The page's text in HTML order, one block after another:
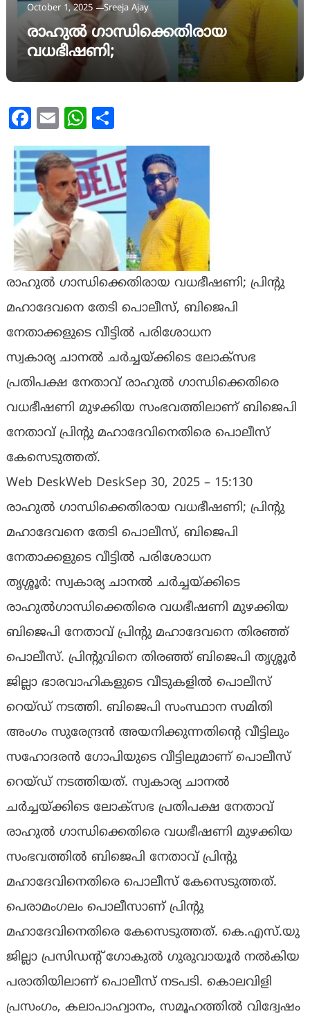
October 1, 2025 Sreeja Ajay
രാഹുല്‍ ഗാന്ധിക്കെതിരായ
വധഭീഷണി;
Facebook
Email WhatsApp
രാഹുല്‍ ഗാന്ധിക്കെതിരായ വധഭീഷണി; പ്രിന്‍റു
മഹാദേവനെ തേടി പൊലീസ്, ബിജെപി
നേതാക്കളുടെ വീട്ടില്‍ പരിശോധന
സ്വകാര്യ ചാനൽ ചർച്ചയ്ക്കിടെ ലോക്സഭ
പ്രതിപക്ഷ നേതാവ് രാഹുൽ ഗാന്ധിക്കെതിരെ
വധഭീഷണി മുഴക്കിയ സംഭവത്തിലാണ് ബിജെപി
നേതാവ് പ്രിൻ്റു മഹാദേവിനെതിരെ പൊലീസ്
കേസെടുത്തത്.
Web DeskWeb DeskSep 30, 2025 – 15:130
രാഹുല്‍ ഗാന്ധിക്കെതിരായ വധഭീഷണി; പ്രിന്‍റു
മഹാദേവനെ തേടി പൊലീസ്, ബിജെപി
നേതാക്കളുടെ വീട്ടില്‍ പരിശോധന
തൃശ്ശൂര്‍: സ്വകാര്യ ചാനൽ ചർച്ചയ്ക്കിടെ
രാഹുൽഗാന്ധിക്കെതിരെ വധഭീഷണി മുഴക്കിയ
ബിജെപി നേതാവ് പ്രിൻ്റു മഹാദേവനെ തിരഞ്ഞ്
പൊലീസ്. പ്രിന്‍റുവിനെ തിരഞ്ഞ് ബിജെപി തൃശ്ശൂർ
ജില്ലാ ഭാരവാഹികളുടെ വീടുകളിൽ പൊലീസ്
റെയ്ഡ് നടത്തി. ബിജെപി സംസ്ഥാന സമിതി
അംഗം സുരേന്ദ്രൻ അയനിക്കുന്നതിൻ്റെ വീട്ടിലും
സഹോദരൻ ഗോപിയുടെ വീട്ടിലുമാണ് പൊലീസ്
റെയ്ഡ് നടത്തിയത്. സ്വകാര്യ ചാനൽ
ചർച്ചയ്ക്കിടെ ലോക്സഭ പ്രതിപക്ഷ നേതാവ്
രാഹുൽ ഗാന്ധിക്കെതിരെ വധഭീഷണി മുഴക്കിയ
സംഭവത്തില്‍ ബിജെപി നേതാവ് പ്രിൻ്റു
മഹാദേവിനെതിരെ പൊലീസ് കേസെടുത്തത്.
പെരാമംഗലം പൊലീസാണ് പ്രിൻ്റു
മഹാദേവിനെതിരെ കേസെടുത്തത്. കെ.എസ്.യു
ജില്ലാ പ്രസിഡന്റ് ഗോകുൽ ഗുരുവായൂർ നൽകിയ
പരാതിയിലാണ് പൊലീസ് നടപടി. കൊലവിളി
പ്രസംഗം, കലാപാഹ്വാനം, സമൂഹത്തിൽ വിദ്വേഷം